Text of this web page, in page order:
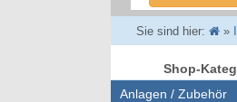
Sie sind hier: »
Shop-
Anlagen / Zubehör